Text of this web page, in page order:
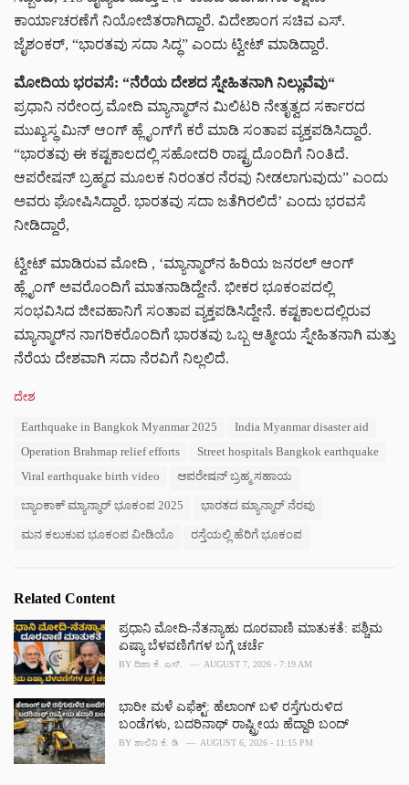
ಕಾರ್ಯಾಚರಣೆಗೆ ನಿಯೋಜಿತರಾಗಿದ್ದಾರೆ. ವಿದೇಶಾಂಗ ಸಚಿವ ಎಸ್.
ಜೈಶಂಕರ್, “ಭಾರತವು ಸದಾ ಸಿದ್ಧ” ಎಂದು ಟ್ವೀಟ್ ಮಾಡಿದ್ದಾರೆ.
ಮೋದಿಯ ಭರವಸೆ: “ನೆರೆಯ ದೇಶದ ಸ್ನೇಹಿತನಾಗಿ ನಿಲ್ಲುವೆವು“
ಪ್ರಧಾನಿ ನರೇಂದ್ರ ಮೋದಿ ಮ್ಯಾನ್ಮಾರ್‌ನ ಮಿಲಿಟರಿ ನೇತೃತ್ವದ ಸರ್ಕಾರದ
ಮುಖ್ಯಸ್ಥ ಮಿನ್ ಆಂಗ್ ಹ್ಲೈಂಗ್‌ಗೆ ಕರೆ ಮಾಡಿ ಸಂತಾಪ ವ್ಯಕ್ತಪಡಿಸಿದ್ದಾರೆ.
“ಭಾರತವು ಈ ಕಷ್ಟಕಾಲದಲ್ಲಿ ಸಹೋದರಿ ರಾಷ್ಟ್ರದೊಂದಿಗೆ ನಿಂತಿದೆ.
ಆಪರೇಷನ್ ಬ್ರಹ್ಮದ ಮೂಲಕ ನಿರಂತರ ನೆರವು ನೀಡಲಾಗುವುದು” ಎಂದು
ಅವರು ಘೋಷಿಸಿದ್ದಾರೆ. ಭಾರತವು ಸದಾ ಜತೆಗಿರಲಿದೆ’ ಎಂದು ಭರವಸೆ
ನೀಡಿದ್ದಾರೆ,
ಟ್ವೀಟ್‌ ಮಾಡಿರುವ ಮೋದಿ , ‘ಮ್ಯಾನ್ಮಾರ್‌ನ ಹಿರಿಯ ಜನರಲ್ ಆಂಗ್
ಹ್ಲೈಂಗ್ ಅವರೊಂದಿಗೆ ಮಾತನಾಡಿದ್ದೇನೆ. ಭೀಕರ ಭೂಕಂಪದಲ್ಲಿ
ಸಂಭವಿಸಿದ ಜೀವಹಾನಿಗೆ ಸಂತಾಪ ವ್ಯಕ್ತಪಡಿಸಿದ್ದೇನೆ. ಕಷ್ಟಕಾಲದಲ್ಲಿರುವ
ಮ್ಯಾನ್ಮಾರ್‌ನ ನಾಗರಿಕರೊಂದಿಗೆ ಭಾರತವು ಒಬ್ಬ ಆತ್ಮೀಯ ಸ್ನೇಹಿತನಾಗಿ ಮತ್ತು
ನೆರೆಯ ದೇಶವಾಗಿ ಸದಾ ನೆರವಿಗೆ ನಿಲ್ಲಲಿದೆ.
C
ದೇಶ
Earthquake in Bangkok Myanmar 2025
India Myanmar disaster aid
Operation Brahmap relief efforts
Street hospitals Bangkok earthquake
Viral earthquake birth video
ಆಪರೇಷನ್ ಬ್ರಹ್ಮ ಸಹಾಯ
ಬ್ಯಾಂಕಾಕ್ ಮ್ಯಾನ್ಮಾರ್ ಭೂಕಂಪ 2025 ಭಾರತದ ಮ್ಯಾನ್ಮಾರ್ ನೆರವು
ಮನ ಕಲುಕುವ ಭೂಕಂಪ ವೀಡಿಯೊ ರಸ್ತೆಯಲ್ಲಿ ಹೆರಿಗೆ ಭೂಕಂಪ
Related Content
ಪ್ರಧಾನಿ ಮೋದಿ-ನೆತನ್ಯಾಹು ದೂರವಾಣಿ ಮಾತುಕತೆ: ಪಶ್ಚಿಮ
ಏಷ್ಯಾ ಬೆಳವಣಿಗೆಗಳ ಬಗ್ಗೆ ಚರ್ಚೆ
BY ದಿಶಾ ಕೆ. ಎಸ್. AUGUST 7, 2026 - 7:19 AM
ಭಾರೀ ಮಳೆ ಎಫೆಕ್ಟ್‌: ಹೆಲಾಂಗ್ ಬಳಿ ರಸ್ತೆಗುರುಳಿದ
ಬಂಡೆಗಳು, ಬದರಿನಾಥ್‌ ರಾಷ್ಟ್ರೀಯ ಹೆದ್ದಾರಿ ಬಂದ್‌
BY ಶಾಲಿನಿ ಕೆ. ಡಿ AUGUST 6, 2026 - 11:15 PM